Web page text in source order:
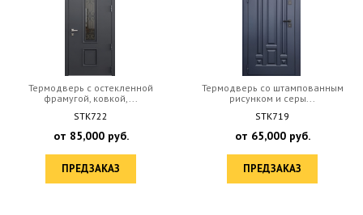
Термодверь с остекленной
фрамугой, ковкой,...
STK722
от 85,000руб.
ПРЕДЗАКАЗ
Термодверь со штампованным
рисунком и серы...
STK719
от 65,000руб.
ПРЕДЗАКАЗ